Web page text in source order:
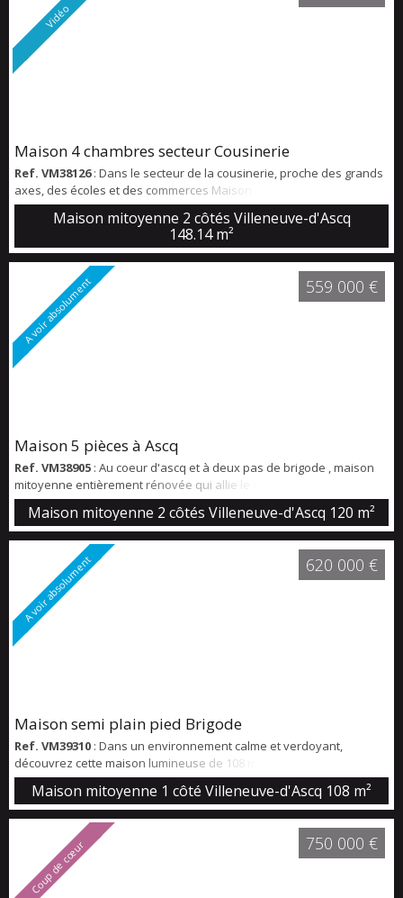
Vidéo
Maison 4 chambres secteur Cousinerie
Ref. VM38126: Dans le secteur de la cousinerie, proche des grands
axes, des écoles et des commerces Maison double mitoyenneté,
dans une petite copropriété sécurisée (portail et alarme) Belle
entrée avec WC , espace technique/buanderie et grande pièce de
vie avec espace cuisine restant à aménager Au 1er étage vous
trouverez 4 chambres dont 1 possède sa salle de douche, et une
salle de bains avec WC Au ...
Maison mitoyenne 2 côtés Villeneuve-d'Ascq
148.14 m²
A voir absolument
Maison 5 pièces à Ascq
Ref. VM38905 : Au coeur d'ascq et à deux pas de brigode , maison
mitoyenne entièrement rénovée qui allie le charme de l'ancien et la
modernité . Vous trouverez au RDC une très belle pièce de vie
ouverte sur le jardin , très lumineuse avec une cuisine et salle à
manger ouverte. Au 1er étage : 2 chambres une salle de bain et un
toilette séparé Au 2 ème étage: 2 autres chambres, dont 1 chambre
avec une do...
Maison mitoyenne 2 côtés Villeneuve-d'Ascq 120 m²
559 000 €
A voir absolument
Maison semi plain pied Brigode
Ref. VM39310 : Dans un environnement calme et verdoyant,
découvrez cette maison lumineuse de 108 m² parfaitement
entretenue. Au rez-de-chaussée, vous profiterez d'une belle pièce
de vie avec cuisine équipée ouverte, d'un salon avec cheminée
donnant sur la terrasse et le jardin, d'une chambre ainsi que d'une
salle d'eau avec WC. L'étage comprend deux chambres, une salle
de bains À l'extérieur, une terra...
Maison mitoyenne 1 côté Villeneuve-d'Ascq 108 m²
620 000 €
Coup de cœur 750 000 €